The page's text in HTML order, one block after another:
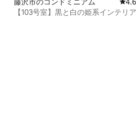
【103号室】黒と白の姫系インテリ